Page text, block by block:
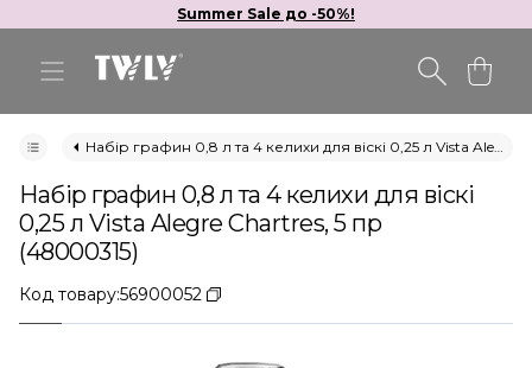
Summer Sale до -50%!
Набір графин 0,8 л та 4 келихи для віскі 0,25 л Vista Alegre Chartres, 5 пр (48000315)
Набір графин 0,8 л та 4 келихи для віскі
0,25 л Vista Alegre Chartres, 5 пр
(48000315)
Код товару:56900052